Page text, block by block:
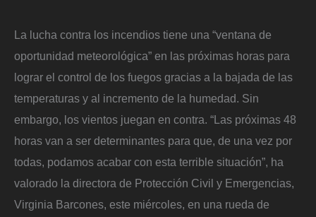
La lucha contra los incendios tiene una “ventana de
oportunidad meteorológica” en las próximas horas para
lograr el control de los fuegos gracias a la bajada de las
temperaturas y al incremento de la humedad. Sin
embargo, los vientos juegan en contra. “Las próximas 48
horas van a ser determinantes para que, de una vez por
todas, podamos acabar con esta terrible situación”, ha
valorado la directora de Protección Civil y Emergencias,
Virginia Barcones, este miércoles, en una rueda de